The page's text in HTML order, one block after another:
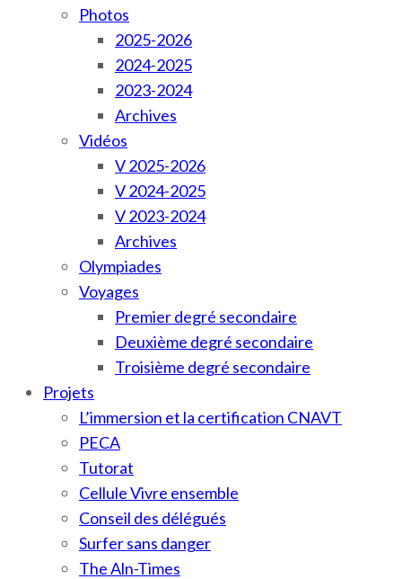
Photos
2025-2026
2024-2025
2023-2024
Archives
Vidéos
V 2025-2026
V 2024-2025
V 2023-2024
Archives
Olympiades
Voyages
Premier degré secondaire
Deuxième degré secondaire
Troisième degré secondaire
Projets
L’immersion et la certification CNAVT
PECA
Tutorat
Cellule Vivre ensemble
Conseil des délégués
Surfer sans danger
The Aln-Times